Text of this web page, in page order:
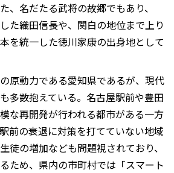
、名だたる武将の故郷でもあり、
た織田信長や、関白の地位まで上り
を統一した徳川家康の出身地として
原動力である愛知県であるが、現代
多数抱えている。名古屋駅前や豊田
な再開発が行われる都市がある一方
前の衰退に対策を打てていない地域
徒の増加なども問題視されており、
ため、県内の市町村では「スマート